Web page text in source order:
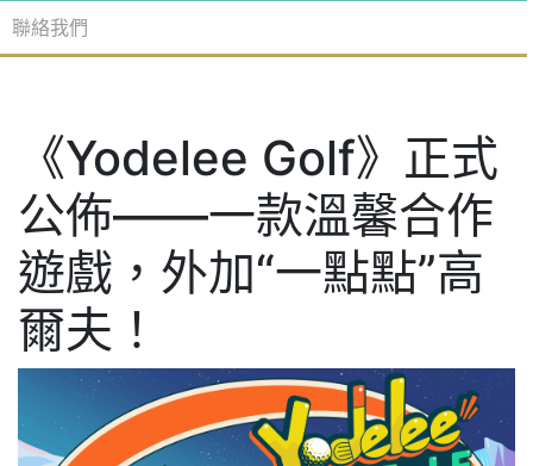
聯絡我們
《Yodelee Golf》正式
公佈——一款溫馨合作
遊戲，外加“一點點”高
爾夫！